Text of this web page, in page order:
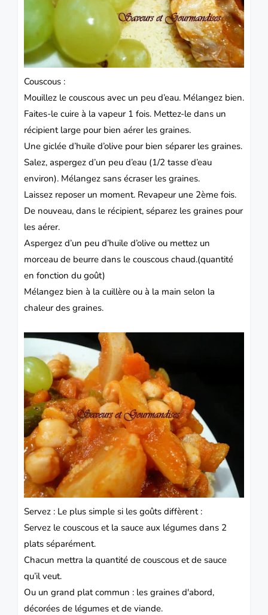
Couscous :
Mouillez le couscous avec un peu d’eau. Mélangez bien.
Faites-le cuire à la vapeur 1 fois. Mettez-le dans un
récipient large pour bien aérer les graines.
Une giclée d’huile d’olive pour bien séparer les graines.
Salez, aspergez d’un peu d’eau (1/2 tasse d’eau
environ). Mélangez sans écraser les graines.
Laissez reposer un moment. Revapeur une 2ème fois.
De nouveau, dans le récipient, séparez les graines pour
les aérer.
Aspergez d’un peu d’huile d’olive ou mettez un
morceau de beurre dans le couscous chaud.(quantité
en fonction du goût)
Mélangez bien à la cuillère ou à la main selon la
chaleur des graines.
Servez : Le plus simple si les goûts diffèrent :
Servez le couscous et la sauce aux légumes dans 2
plats séparément.
Chacun mettra la quantité de couscous et de sauce
qu’il veut.
Ou un grand plat commun : les graines d'abord,
décorées de légumes et de viande.